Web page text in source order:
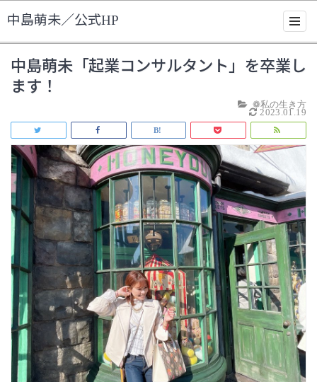
中島萌未／公式HP
中島萌未「起業コンサルタント」を卒業し
ます！
❁私の生き方
2023.01.19